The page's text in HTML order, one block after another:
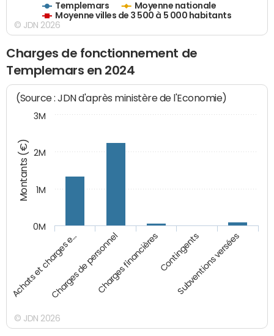
Templemars
Moyenne nationale
Moyenne villes de 3 500 à 5 000 habitants
© JDN 2026
Charges de fonctionnement de
Templemars en 2024
Montants (€)
(Source : JDN d'après ministère de l'Economie)
Achats et charges e…Charges de personnelCharges financièresContingents
Subventions versées
0M
1M
2M
3M
© JDN 2026